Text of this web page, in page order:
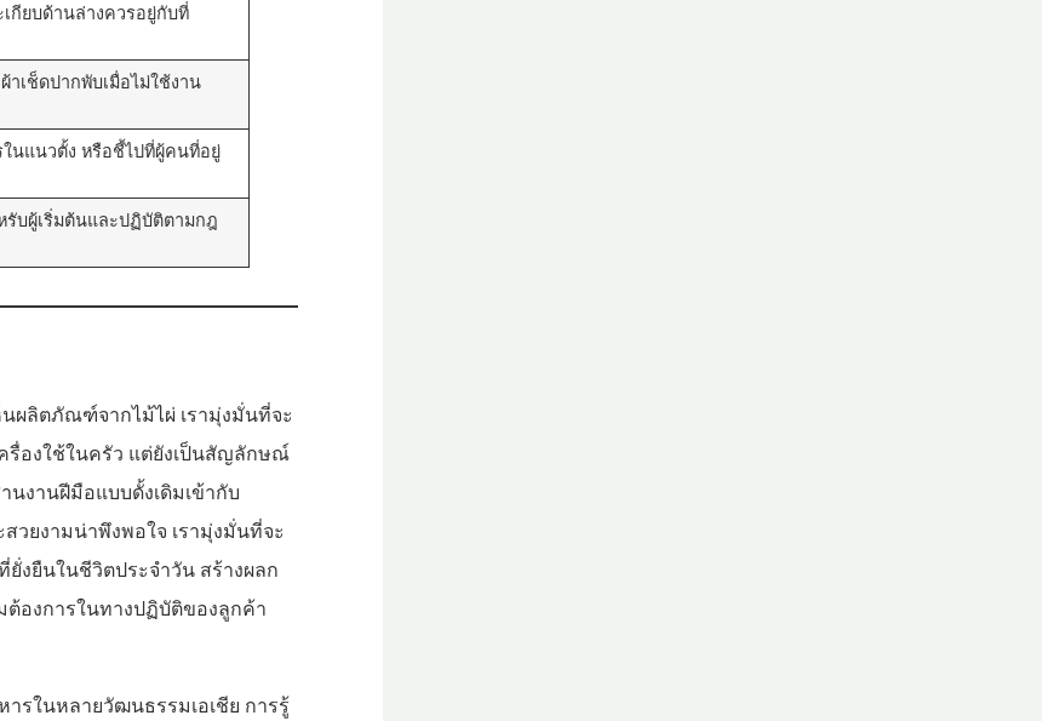
กียบด้านล่างควรอยู่กับที่
าเช็ดปากพับเมื่อไม่ใช้งาน
ในแนวตั้ง หรือชี้ไปที่ผู้คนที่อยู่
รับผู้เริ่มต้นและปฏิบัติตามกฎ
ผลิตภัณฑ์จากไม้ไผ่ เรามุ่งมั่นที่จะ
รื่องใช้ในครัว แต่ยังเป็นสัญลักษณ์
งานฝีมือแบบดั้งเดิมเข้ากับ
ยงามน่าพึงพอใจ เรามุ่งมั่นที่จะ
งยืนในชีวิตประจำวัน สร้างผลก
องการในทางปฏิบัติของลูกค้า
รในหลายวัฒนธรรมเอเชีย การรู้